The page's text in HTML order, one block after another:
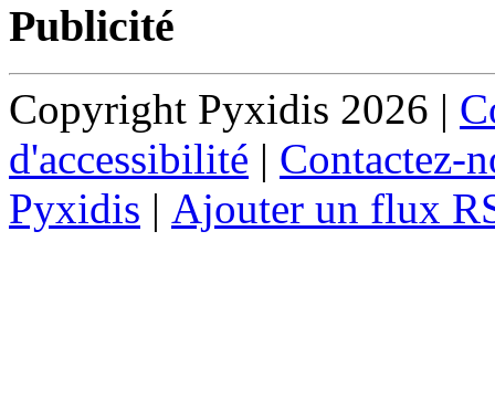
Publicité
Copyright Pyxidis 2026 |
d'accessibilité | Contactez-
Pyxidis | Ajouter un flux